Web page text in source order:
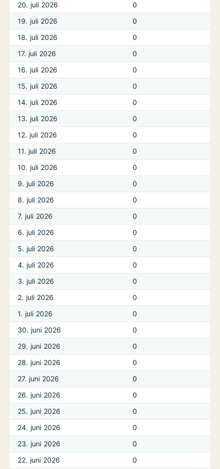
20. juli 2026
0
19. juli 2026
0
18. juli 2026
0
17. juli 2026
0
16. juli 2026
0
15. juli 2026
0
14. juli 2026
0
13. juli 2026
0
12. juli 2026
0
11. juli 2026
0
10. juli 2026
0
9. juli 2026
0
8. juli 2026
0
7. juli 2026
0
6. juli 2026
0
5. juli 2026
0
4. juli 2026
0
3. juli 2026
0
2. juli 2026
0
1. juli 2026
0
30. juni 2026
0
29. juni 2026
0
28. juni 2026
0
27. juni 2026
0
26. juni 2026
0
25. juni 2026
0
24. juni 2026
0
23. juni 2026
0
22. juni 2026
0